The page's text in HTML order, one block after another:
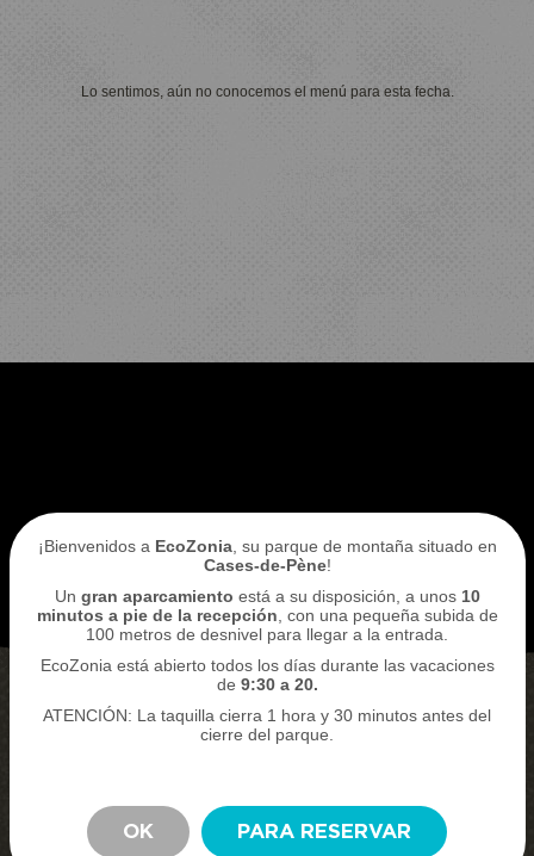
Lo sentimos, aún no conocemos el menú para esta fecha.
COMPRAR MIS ENTRADAS
¡Bienvenidos a EcoZonia, su parque de montaña situado en
Cases-de-Pène!
Un gran aparcamiento está a su disposición, a unos 10
minutos a pie de la recepción , con una pequeña subida de
100 metros de desnivel para llegar a la entrada.
EcoZonia está abierto todos los días durante las vacaciones
de 9:30 a 20.
ATENCIÓN: La taquilla cierra 1 hora y 30 minutos antes del
cierre del parque.
OK PARA RESERVAR